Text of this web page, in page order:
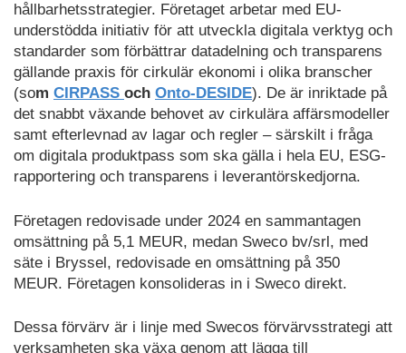
hållbarhetsstrategier. Företaget arbetar med EU-
understödda initiativ för att utveckla digitala verktyg och
standarder som förbättrar datadelning och transparens
gällande praxis för cirkulär ekonomi i olika branscher
(som CIRPASS och Onto-DESIDE). De är inriktade på
det snabbt växande behovet av cirkulära affärsmodeller
samt efterlevnad av lagar och regler – särskilt i fråga
om digitala produktpass som ska gälla i hela EU, ESG-
rapportering och transparens i leverantörskedjorna.
Företagen redovisade under 2024 en sammantagen
omsättning på 5,1 MEUR, medan Sweco bv/srl, med
säte i Bryssel, redovisade en omsättning på 350
MEUR. Företagen konsolideras in i Sweco direkt.
Dessa förvärv är i linje med Swecos förvärvsstrategi att
verksamheten ska växa genom att lägga till